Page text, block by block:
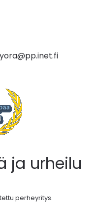
ja urheilu
perheyritys.